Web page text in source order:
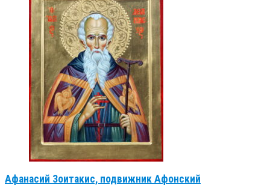
Афанасий Зоитакис, подвижник Афонский